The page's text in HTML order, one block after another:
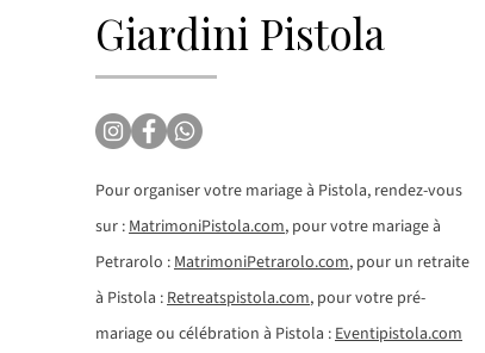
Giardini Pistola
Pour organiser votre mariage à Pistola, rendez-vous
sur : MatrimoniPistola.com, pour votre mariage à
Petrarolo : MatrimoniPetrarolo.com, pour un retraite
à Pistola : Retreatspistola.com, pour votre pré-
mariage ou célébration à Pistola : Eventipistola.com